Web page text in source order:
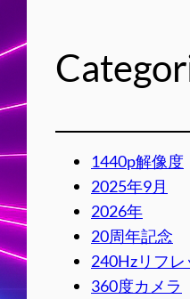
1440p解像度
2025年9月
2026年
20周年記念
240Hzリフレ
360度カメラ